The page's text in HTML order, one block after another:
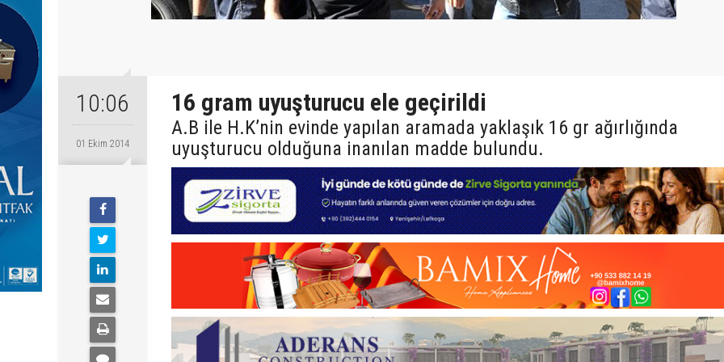
10:06
01 Ekim 2014
16 gram uyuşturucu ele geçirildi
A.B ile H.K’nin evinde yapılan aramada yaklaşık 16 gr ağırlığında
uyuşturucu olduğuna inanılan madde bulundu.